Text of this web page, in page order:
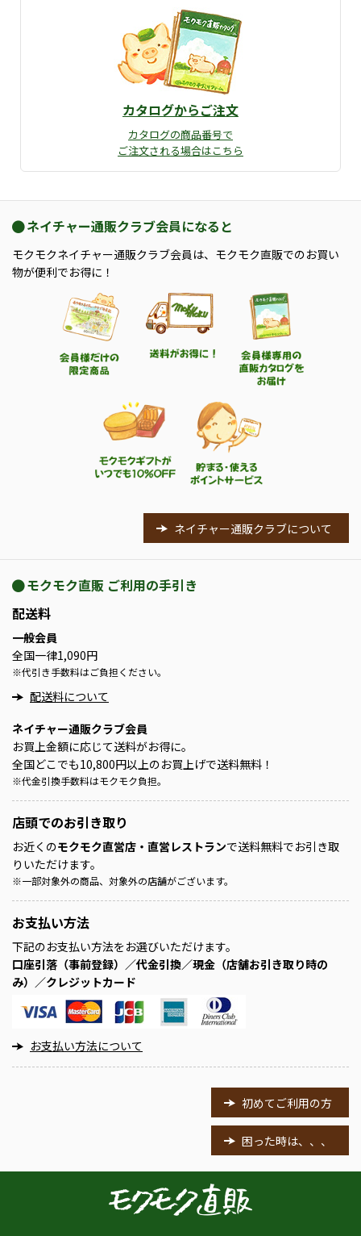
カタログからご注文
カタログの商品番号で
ご注文される場合はこちら
ネイチャー通販クラブ会員になると
モクモクネイチャー通販クラブ会員は、モクモク直販でのお買い
物が便利でお得に！
ネイチャー通販クラブについて
モクモク直販 ご利用の手引き
配送料
一般会員
全国一律1,090円
※代引き手数料はご負担ください。
配送料について
ネイチャー通販クラブ会員
お買上金額に応じて送料がお得に。
全国どこでも10,800円以上のお買上げで送料無料！
※代金引換手数料はモクモク負担。
店頭でのお引き取り
お近くのモクモク直営店・直営レストランで送料無料でお引き取
りいただけます。
※一部対象外の商品、対象外の店舗がございます。
お支払い方法
下記のお支払い方法をお選びいただけます。
口座引落（事前登録）／代金引換／現金（店舗お引き取り時の
み）／クレジットカード
お支払い方法について
初めてご利用の方
困った時は、、、